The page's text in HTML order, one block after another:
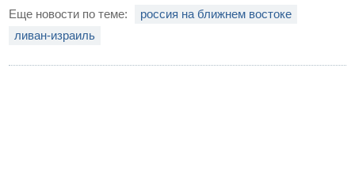
Еще новости по теме:
россия на ближнем востоке
ливан-израиль